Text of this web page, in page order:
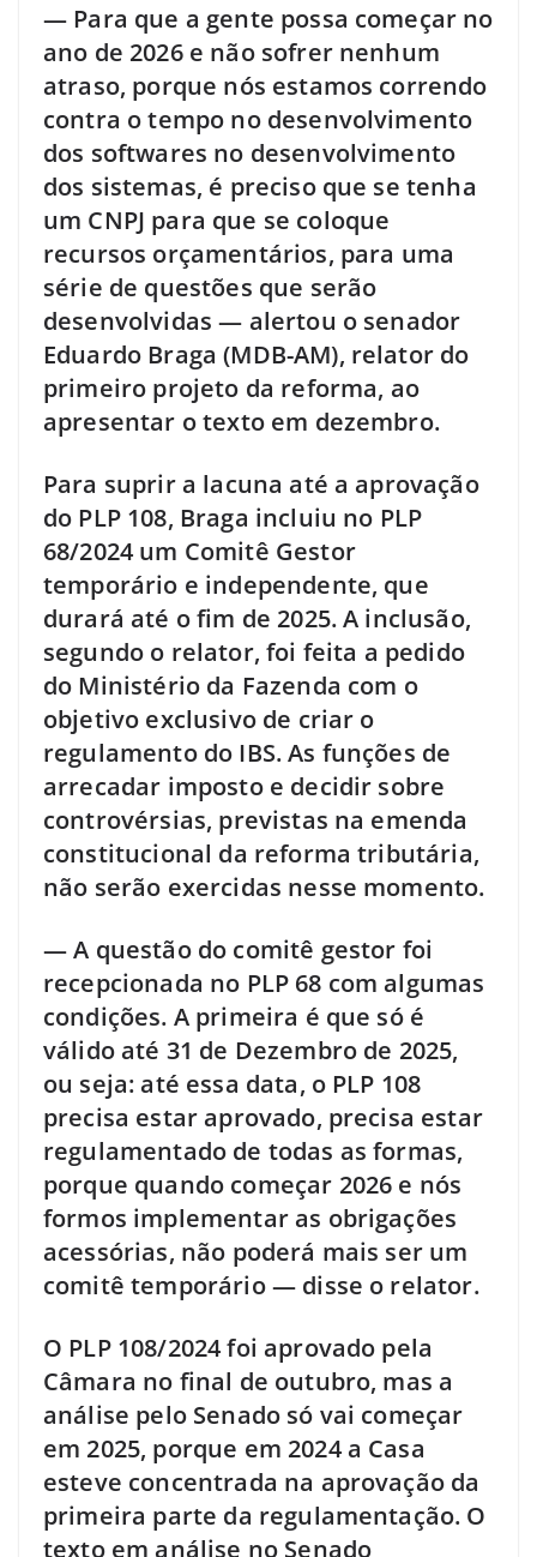
— Para que a gente possa começar no
ano de 2026 e não sofrer nenhum
atraso, porque nós estamos correndo
contra o tempo no desenvolvimento
dos softwares no desenvolvimento
dos sistemas, é preciso que se tenha
um CNPJ para que se coloque
recursos orçamentários, para uma
série de questões que serão
desenvolvidas — alertou o senador
Eduardo Braga (MDB-AM), relator do
primeiro projeto da reforma, ao
apresentar o texto em dezembro.
Para suprir a lacuna até a aprovação
do PLP 108, Braga incluiu no PLP
68/2024 um Comitê Gestor
temporário e independente, que
durará até o fim de 2025. A inclusão,
segundo o relator, foi feita a pedido
do Ministério da Fazenda com o
objetivo exclusivo de criar o
regulamento do IBS. As funções de
arrecadar imposto e decidir sobre
controvérsias, previstas na emenda
constitucional da reforma tributária,
não serão exercidas nesse momento.
— A questão do comitê gestor foi
recepcionada no PLP 68 com algumas
condições. A primeira é que só é
válido até 31 de Dezembro de 2025,
ou seja: até essa data, o PLP 108
precisa estar aprovado, precisa estar
regulamentado de todas as formas,
porque quando começar 2026 e nós
formos implementar as obrigações
acessórias, não poderá mais ser um
comitê temporário — disse o relator.
O PLP 108/2024 foi aprovado pela
Câmara no final de outubro, mas a
análise pelo Senado só vai começar
em 2025, porque em 2024 a Casa
esteve concentrada na aprovação da
primeira parte da regulamentação. O
texto em análise no Senado